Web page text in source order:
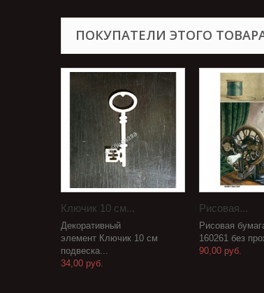
ПОКУПАТЕЛИ ЭТОГО
Ключик 10 см...
Декоративный
элемент Ключик 10 см
подвеска...
34,00 руб.
Рисовая...
Рисовая
160261 без
90,00 руб.